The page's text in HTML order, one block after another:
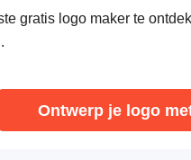
gratis logo maker te
Ontwerp je logo